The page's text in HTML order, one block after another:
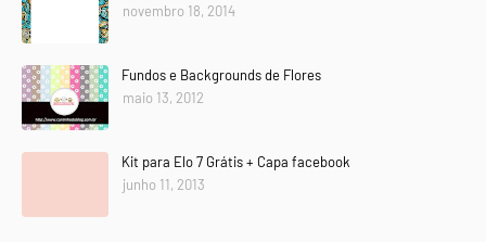
novembro 18, 2014
Fundos e Backgrounds de Flores
maio 13, 2012
Kit para Elo 7 Grátis + Capa facebook
junho 11, 2013